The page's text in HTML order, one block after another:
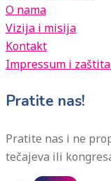
O nama
Vizija i misija
Kontakt
Impressum i
Pratite nas!
Pratite nas i ne
tečajeva ili